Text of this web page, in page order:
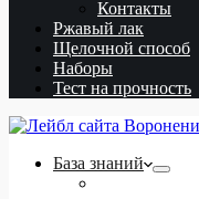
Контакты
Ржавый лак
Щелочной способ
Наборы
Тест на прочность
База знаний